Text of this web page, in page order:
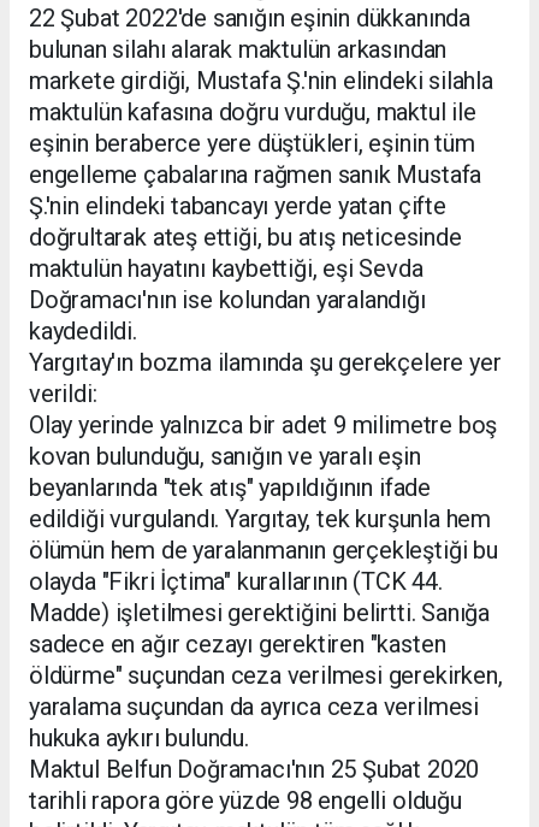
22 Şubat 2022'de sanığın eşinin dükkanında
bulunan silahı alarak maktulün arkasından
markete girdiği, Mustafa Ş.'nin elindeki silahla
maktulün kafasına doğru vurduğu, maktul ile
eşinin beraberce yere düştükleri, eşinin tüm
engelleme çabalarına rağmen sanık Mustafa
Ş.'nin elindeki tabancayı yerde yatan çifte
doğrultarak ateş ettiği, bu atış neticesinde
maktulün hayatını kaybettiği, eşi Sevda
Doğramacı'nın ise kolundan yaralandığı
kaydedildi.
Yargıtay'ın bozma ilamında şu gerekçelere yer
verildi:
Olay yerinde yalnızca bir adet 9 milimetre boş
kovan bulunduğu, sanığın ve yaralı eşin
beyanlarında "tek atış" yapıldığının ifade
edildiği vurgulandı. Yargıtay, tek kurşunla hem
ölümün hem de yaralanmanın gerçekleştiği bu
olayda "Fikri İçtima" kurallarının (TCK 44.
Madde) işletilmesi gerektiğini belirtti. Sanığa
sadece en ağır cezayı gerektiren "kasten
öldürme" suçundan ceza verilmesi gerekirken,
yaralama suçundan da ayrıca ceza verilmesi
hukuka aykırı bulundu.
Maktul Belfun Doğramacı'nın 25 Şubat 2020
tarihli rapora göre yüzde 98 engelli olduğu